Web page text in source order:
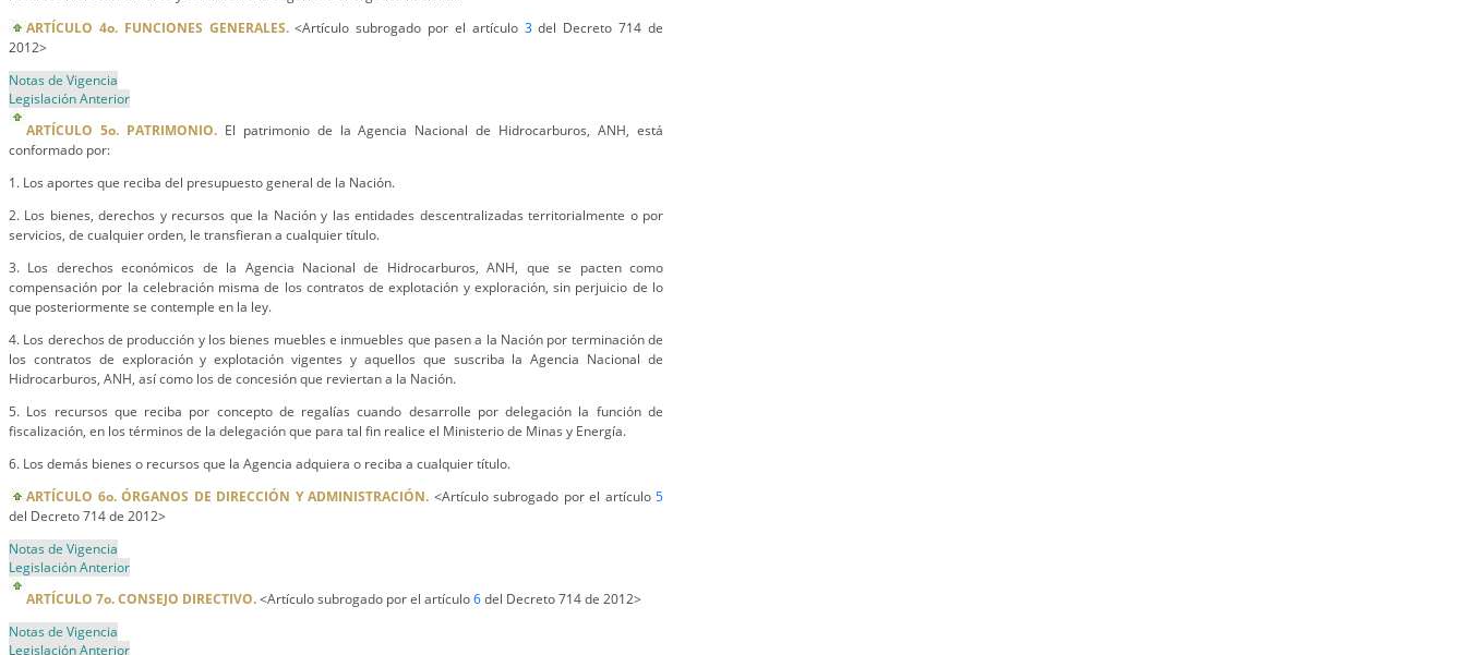
ARTÍCULO 4o. FUNCIONES GENERALES.<Artículo subrogado por el artículo 3del Decreto 714 de
2012>
Notas de Vigencia
Legislación Anterior
ARTÍCULO 5o. PATRIMONIO.El patrimonio de la Agencia Nacional de Hidrocarburos, ANH, está
conformado por:
1. Los aportes que reciba del presupuesto general de la Nación.
2. Los bienes, derechos y recursos que la Nación y las entidades descentralizadas territorialmente o por
servicios, de cualquier orden, le transfieran a cualquier título.
3. Los derechos económicos de la Agencia Nacional de Hidrocarburos, ANH, que se pacten como
compensación por la celebración misma de los contratos de explotación y exploración, sin perjuicio de lo
que posteriormente se contemple en la ley.
4. Los derechos de producción y los bienes muebles e inmuebles que pasen a la Nación por terminación de
los contratos de exploración y explotación vigentes y aquellos que suscriba la Agencia Nacional de
Hidrocarburos, ANH, así como los de concesión que reviertan a la Nación.
5. Los recursos que reciba por concepto de regalías cuando desarrolle por delegación la función de
fiscalización, en los términos de la delegación que para tal fin realice el Ministerio de Minas y Energía.
6. Los demás bienes o recursos que la Agencia adquiera o reciba a cualquier título.
ARTÍCULO 6o. ÓRGANOS DE DIRECCIÓN Y ADMINISTRACIÓN. <Artículo subrogado por el artículo 5
del Decreto 714 de 2012>
Notas de Vigencia
Legislación Anterior
ARTÍCULO 7o. CONSEJO DIRECTIVO.<Artículo subrogado por el artículo6del Decreto 714 de 2012>
Notas de Vigencia
Legislación Anterior